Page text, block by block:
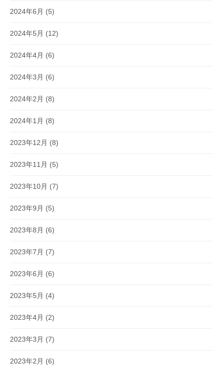
2024年6月 (5)
2024年5月 (12)
2024年4月 (6)
2024年3月 (6)
2024年2月 (8)
2024年1月 (8)
2023年12月 (8)
2023年11月 (5)
2023年10月 (7)
2023年9月 (5)
2023年8月 (6)
2023年7月 (7)
2023年6月 (6)
2023年5月 (4)
2023年4月 (2)
2023年3月 (7)
2023年2月 (6)